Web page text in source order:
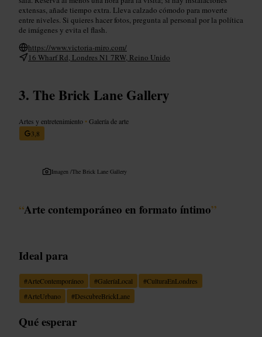
extensas, añade tiempo extra. Lleva calzado cómodo para moverte
entre niveles. Si quieres hacer fotos, pregunta al personal por la política
de imágenes y evita el flash.
https://www.victoria-miro.com/
16 Wharf Rd, Londres N1 7RW, Reino Unido
The Brick Lane Gallery
Artes y entretenimiento •Galería de arte
3,8
Imagen /The Brick Lane Gallery
“Arte contemporáneo en formato íntimo”
Ideal para
#ArteContemporáneo #GaleríaLocal #CulturaEnLondres
#ArteUrbano #DescubreBrickLane
Qué esperar